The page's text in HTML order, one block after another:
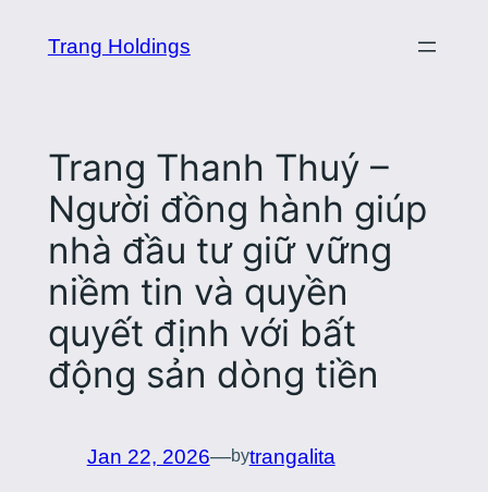
Trang Holdings
Trang Thanh Thuý –
Người đồng hành giúp
nhà đầu tư giữ vững
niềm tin và quyền
quyết định với bất
động sản dòng tiền
Jan 22, 2026—bytrangalita